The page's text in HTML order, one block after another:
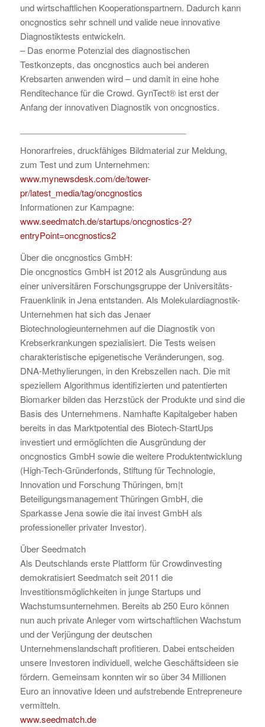
und wirtschaftlichen Kooperationspartnern. Dadurch kann
oncgnostics sehr schnell und valide neue innovative
Diagnostiktests entwickeln.
– Das enorme Potenzial des diagnostischen
Testkonzepts, das oncgnostics auch bei anderen
Krebsarten anwenden wird – und damit in eine hohe
Renditechance für die Crowd. GynTect® ist erst der
Anfang der innovativen Diagnostik von oncgnostics.
Honorarfreies, druckfähiges Bildmaterial zur Meldung,
zum Test und zum Unternehmen:
www.mynewsdesk.com/de/tower-
pr/latest_media/tag/oncgnostics
Informationen zur Kampagne:
www.seedmatch.de/startups/oncgnostics-2?
entryPoint=oncgnostics2
Über die oncgnostics GmbH:
Die oncgnostics GmbH ist 2012 als Ausgründung aus
einer universitären Forschungsgruppe der Universitäts-
Frauenklinik in Jena entstanden. Als Molekulardiagnostik-
Unternehmen hat sich das Jenaer
Biotechnologieunternehmen auf die Diagnostik von
Krebserkrankungen spezialisiert. Die Tests weisen
charakteristische epigenetische Veränderungen, sog.
DNA-Methylierungen, in den Krebszellen nach. Die mit
speziellem Algorithmus identifizierten und patentierten
Biomarker bilden das Herzstück der Produkte und sind die
Basis des Unternehmens. Namhafte Kapitalgeber haben
bereits in das Marktpotential des Biotech-StartUps
investiert und ermöglichten die Ausgründung der
oncgnostics GmbH sowie die weitere Produktentwicklung
(High-Tech-Gründerfonds, Stiftung für Technologie,
Innovation und Forschung Thüringen, bm|t
Beteiligungsmanagement Thüringen GmbH, die
Sparkasse Jena sowie die itai invest GmbH als
professioneller privater Investor).
Über Seedmatch
Als Deutschlands erste Plattform für Crowdinvesting
demokratisiert Seedmatch seit 2011 die
Investitionsmöglichkeiten in junge Startups und
Wachstumsunternehmen. Bereits ab 250 Euro können
nun auch private Anleger vom wirtschaftlichen Wachstum
und der Verjüngung der deutschen
Unternehmenslandschaft profitieren. Dabei entscheiden
unsere Investoren individuell, welche Geschäftsideen sie
fördern. Gemeinsam konnten wir so über 34 Millionen
Euro an innovative Ideen und aufstrebende Entrepreneure
vermitteln.
www.seedmatch.de